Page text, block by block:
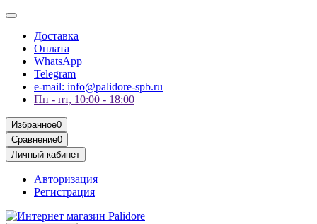
Доставка
Оплата
WhatsApp
Telegram
e-mail: info@palidore-spb.ru
Пн - пт, 10:00 - 18:00
Избранное0
Сравнение0
Личный кабинет
Авторизация
Регистрация